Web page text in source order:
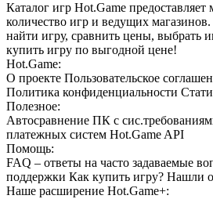
Каталог игр Hot.Game предоставляет
количество игр и ведущих
найти игру, сравнить цены, выбрать
купить игру по выгодной цене!
Hot.Game:
О проекте Пользовательское
Политика конфиденциальности
Полезное:
Автосравнение ПК с
платежных систем Hot.Game API
Помощь:
FAQ – ответы на часто задаваемые
поддержки Как купить игру? Нашли
Наше расширение Hot.Game+: